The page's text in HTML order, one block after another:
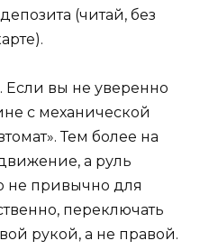
(читай, без
Если вы не уверенно
с механической
Тем более на
а руль
не привычно для
переключать
рукой, а не правой.